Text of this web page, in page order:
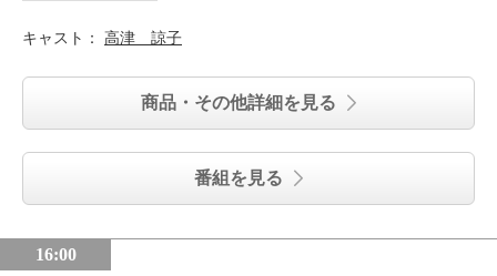
キャスト： 高津 諒子
商品・その他詳細を見る
番組を見る
16:00